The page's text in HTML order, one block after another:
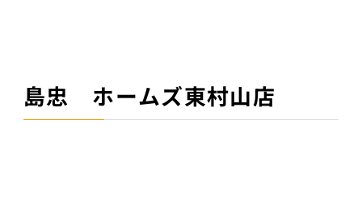
島忠 ホームズ東村山店